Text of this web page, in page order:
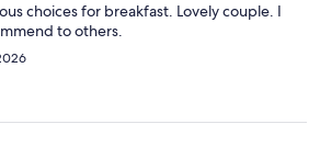
choices for breakfast. Lovely couple. I
to others.